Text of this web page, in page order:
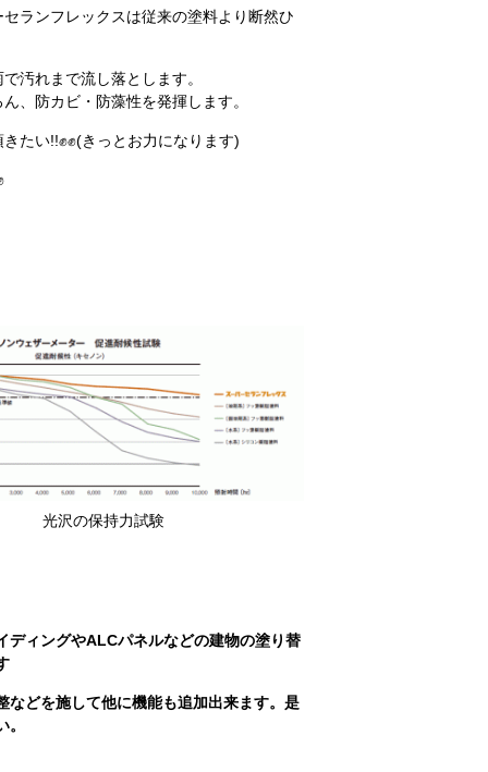
ランフレックスは従来の塗料より断然ひ
汚れまで流し落とします。
、防カビ・防藻性を発揮します。
たい!!✊✊(きっとお力になります)
光沢の保持力試験
ディングやALCパネルなどの建物の塗り替
などを施して他に機能も追加出来ます。是